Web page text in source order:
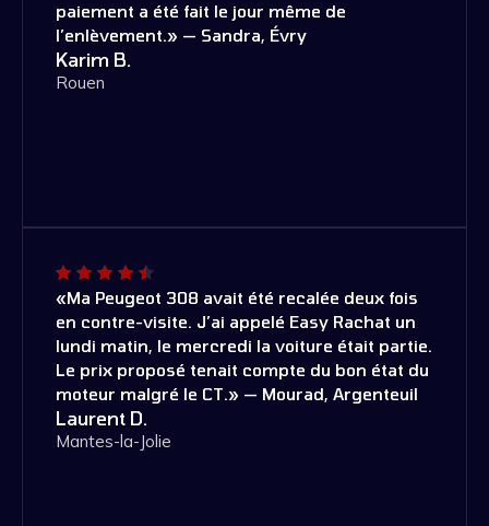
paiement a été fait le jour même de
l’enlèvement.» — Sandra, Évry
Karim B.
Rouen
«Ma Peugeot 308 avait été recalée deux fois
en contre-visite. J’ai appelé Easy Rachat un
lundi matin, le mercredi la voiture était partie.
Le prix proposé tenait compte du bon état du
moteur malgré le CT.» — Mourad, Argenteuil
Laurent D.
Mantes-la-Jolie